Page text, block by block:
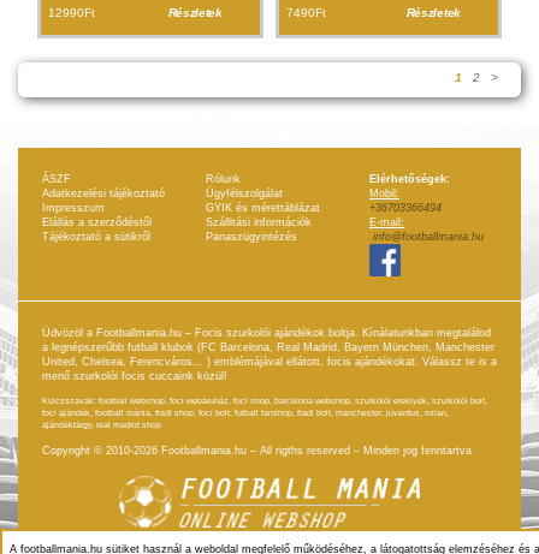
A footballmania.hu sütiket használ a weboldal megfelelő működéséhez, a látogatottság elemzéséhez és a
12990Ft Részletek 7490Ft Részletek
1 2 >
ÁSZF
Adatkezelési tájékoztató
Impresszum
Elállás a szerződéstől
Tájékoztató a sütikről
Rólunk
Ügyfélszolgálat
GYIK és mérettáblázat
Szállitási információk
Panaszügyintézés
Elérhetőségek:
Mobil:
+36703366494
E-mail:
info@footballmania.hu
Üdvözöl a Footballmania.hu – Focis szurkolói ajándékok boltja. Kínálatunkban megtalálod
a legnépszerűbb futball klubok (FC Barcelona, Real Madrid, Bayern München, Manchester
United, Chelsea, Ferencváros... ) emblémájával ellátott, focis ajándékokat. Válassz te is a
menő szurkolói focis cuccaink közül!
Kulcsszavak: football webshop, foci webáruház, foci shop, barcelona webshop, szurkolói ereklyék, szurkolói bolt,
foci ajándék, football mánia, fradi shop, foci bolt, futball fanshop, fradi bolt, manchester, juventus, milan,
ajándéktárgy, real madrid shop
Copyright © 2010-2026 Footballmania.hu – All rigths reserved – Minden jog fenntartva